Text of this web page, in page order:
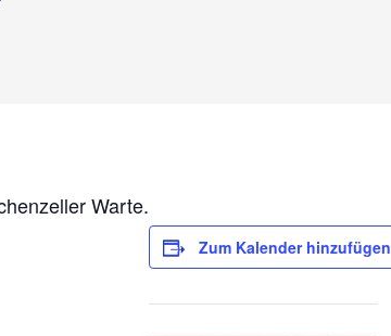
Warte.
Zum Kalender hinzufügen